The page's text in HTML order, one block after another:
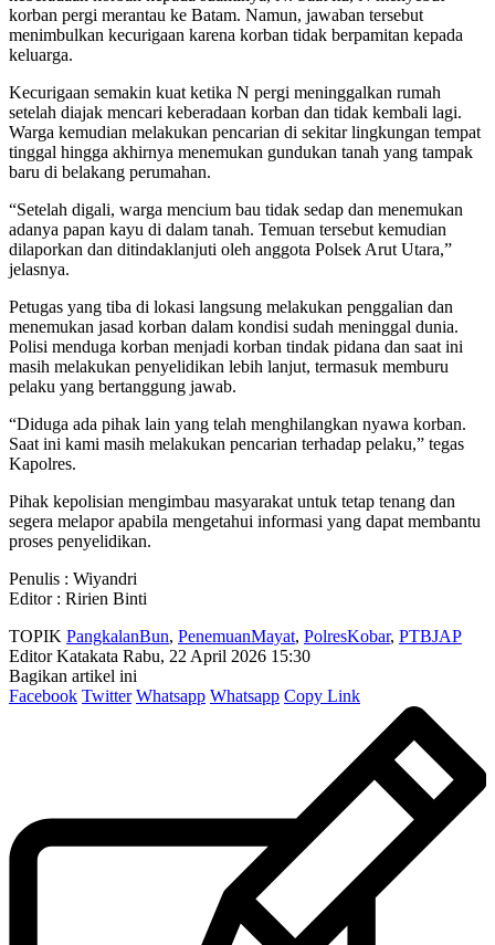
korban pergi merantau ke Batam. Namun, jawaban tersebut
menimbulkan kecurigaan karena korban tidak berpamitan kepada
keluarga.
Kecurigaan semakin kuat ketika N pergi meninggalkan rumah
setelah diajak mencari keberadaan korban dan tidak kembali lagi.
Warga kemudian melakukan pencarian di sekitar lingkungan tempat
tinggal hingga akhirnya menemukan gundukan tanah yang tampak
baru di belakang perumahan.
“Setelah digali, warga mencium bau tidak sedap dan menemukan
adanya papan kayu di dalam tanah. Temuan tersebut kemudian
dilaporkan dan ditindaklanjuti oleh anggota Polsek Arut Utara,”
jelasnya.
Petugas yang tiba di lokasi langsung melakukan penggalian dan
menemukan jasad korban dalam kondisi sudah meninggal dunia.
Polisi menduga korban menjadi korban tindak pidana dan saat ini
masih melakukan penyelidikan lebih lanjut, termasuk memburu
pelaku yang bertanggung jawab.
“Diduga ada pihak lain yang telah menghilangkan nyawa korban.
Saat ini kami masih melakukan pencarian terhadap pelaku,” tegas
Kapolres.
Pihak kepolisian mengimbau masyarakat untuk tetap tenang dan
segera melapor apabila mengetahui informasi yang dapat membantu
proses penyelidikan.
Penulis : Wiyandri
Editor : Ririen Binti
TOPIK PangkalanBun, PenemuanMayat, PolresKobar, PTBJAP
Editor Katakata Rabu, 22 April 2026 15:30
Bagikan artikel ini
Facebook Twitter Whatsapp Whatsapp Copy Link